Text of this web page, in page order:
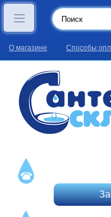
О магазине Способы